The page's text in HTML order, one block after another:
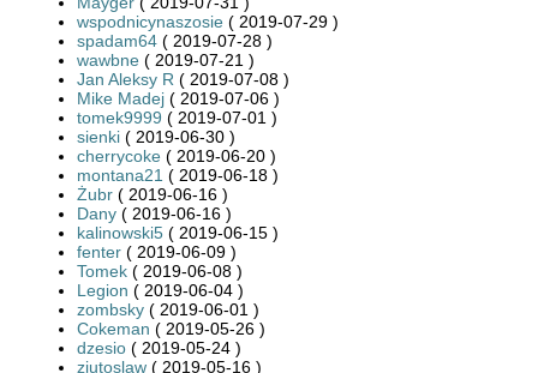
wspodnicynaszosie ( 2019-07-29 )
spadam64 ( 2019-07-28 )
wawbne ( 2019-07-21 )
Jan Aleksy R ( 2019-07-08 )
Mike Madej ( 2019-07-06 )
tomek9999 ( 2019-07-01 )
sienki ( 2019-06-30 )
cherrycoke ( 2019-06-20 )
montana21 ( 2019-06-18 )
Żubr ( 2019-06-16 )
Dany ( 2019-06-16 )
kalinowski5 ( 2019-06-15 )
fenter ( 2019-06-09 )
Tomek ( 2019-06-08 )
Legion ( 2019-06-04 )
zombsky ( 2019-06-01 )
Cokeman ( 2019-05-26 )
dzesio ( 2019-05-24 )
ziutoslaw ( 2019-05-16 )